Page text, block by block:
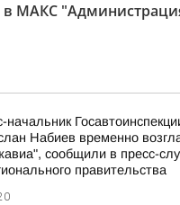
в МАКС
начальник
Набиев временно
сообщили в пресс-
правительства